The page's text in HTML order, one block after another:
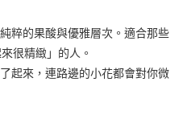
粹的果酸與優雅層次。適合那些
很精緻」的人。
起來，連路邊的小花都會對你微